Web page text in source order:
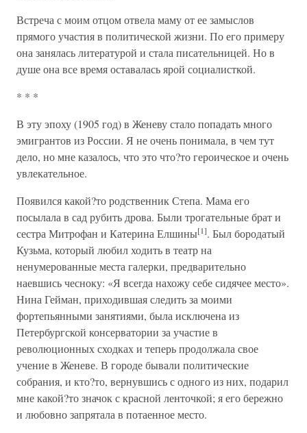
Встреча с моим отцом отвела маму от ее замыслов
прямого участия в политической жизни. По его примеру
она занялась литературой и стала писательницей. Но в
душе она все время оставалась ярой социалисткой.
* * *
В эту эпоху (1905 год) в Женеву стало попадать много
эмигрантов из России. Я не очень понимала, в чем тут
дело, но мне казалось, что это что?то героическое и очень
увлекательное.
Появился какой?то родственник Степа. Мама его
посылала в сад рубить дрова. Были трогательные брат и
сестра Митрофан и Катерина Елшины[1]. Был бородатый
Кузьма, который любил ходить в театр на
ненумерованные места галерки, предварительно
наевшись чесноку: «Я всегда нахожу себе сидячее место».
Нина Гейман, приходившая следить за моими
фортепьянными занятиями, была исключена из
Петербургской консерватории за участие в
революционных сходках и теперь продолжала свое
учение в Женеве. В городе бывали политические
собрания, и кто?то, вернувшись с одного из них, подарил
мне какой?то значок с красной ленточкой; я его бережно
и любовно запрятала в потаенное место.